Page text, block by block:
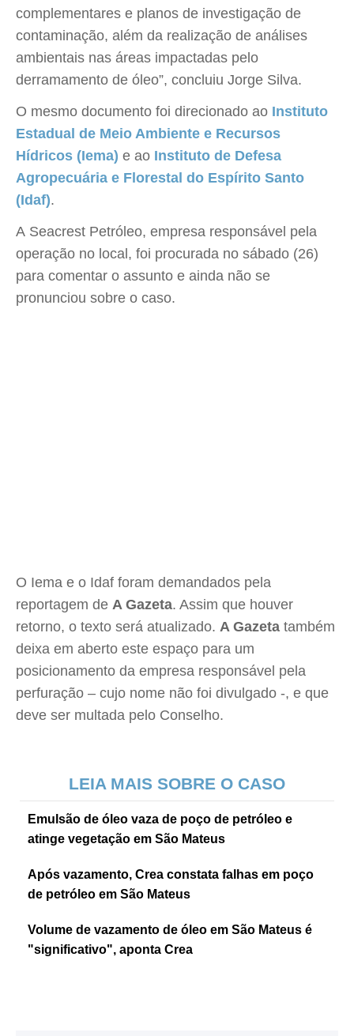
complementares e planos de investigação de
contaminação, além da realização de análises
ambientais nas áreas impactadas pelo
derramamento de óleo”, concluiu Jorge Silva.
O mesmo documento foi direcionado ao Instituto
Estadual de Meio Ambiente e Recursos
Hídricos (Iema) e ao Instituto de Defesa
Agropecuária e Florestal do Espírito Santo
(Idaf).
A Seacrest Petróleo, empresa responsável pela
operação no local, foi procurada no sábado (26)
para comentar o assunto e ainda não se
pronunciou sobre o caso.
O Iema e o Idaf foram demandados pela
reportagem de A Gazeta. Assim que houver
retorno, o texto será atualizado. A Gazeta também
deixa em aberto este espaço para um
posicionamento da empresa responsável pela
perfuração – cujo nome não foi divulgado -, e que
deve ser multada pelo Conselho.
LEIA MAIS SOBRE O CASO
Emulsão de óleo vaza de poço de petróleo e
atinge vegetação em São Mateus
Após vazamento, Crea constata falhas em poço
de petróleo em São Mateus
Volume de vazamento de óleo em São Mateus é
"significativo", aponta Crea